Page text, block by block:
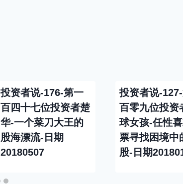
投资者说-176-第一
百四十七位投资者楚
华-一个菜刀大王的
股海漂流-日期
20180507
投资者说-
百零九位投资
球女孩-任性
票寻找困境中
股-日期